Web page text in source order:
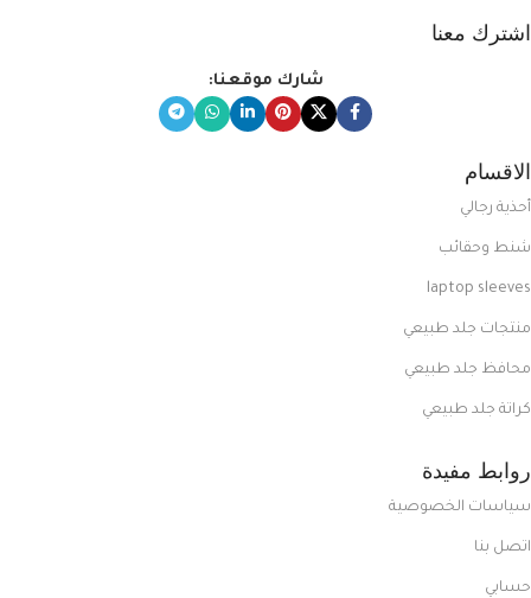
اشترك معنا
شارك موقعنا:
الاقسام
أحذية رجالي
شنط وحقائب
laptop sleeves
منتجات جلد طبيعي
محافظ جلد طبيعي
كراتة جلد طبيعي
روابط مفيدة
سياسات الخصوصية
اتصل بنا
حسابي